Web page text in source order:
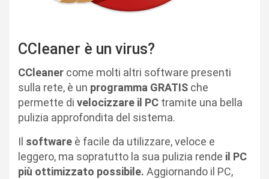
CCleaner è un virus?
CCleaner come molti altri software presenti
sulla rete, è un programma GRATIS che
permette di velocizzare il PC tramite una bella
pulizia approfondita del sistema.
Il software è facile da utilizzare, veloce e
leggero, ma sopratutto la sua pulizia rende il PC
più ottimizzato possibile. Aggiornando il PC,